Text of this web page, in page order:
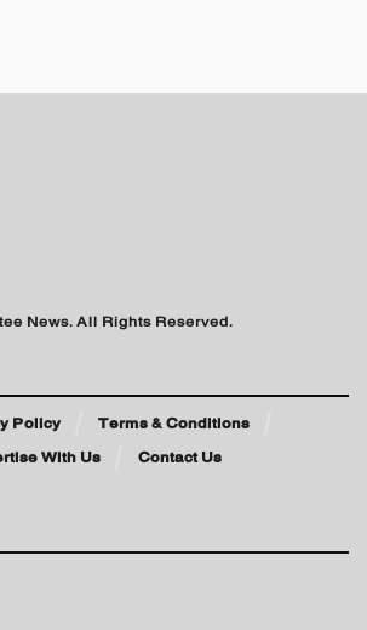
News. All Rights Reserved.
Policy
Terms & Conditions
With Us Contact Us